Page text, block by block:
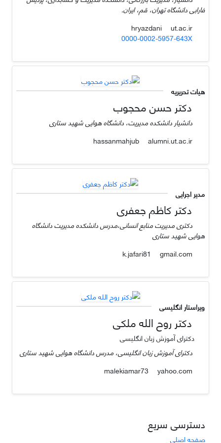
فارابی دانشگاه تهران، قم، ایران.
hryazdani
ut.ac.ir
0000-0002-5957-643X
هیات تحریریه
دکتر حسن محجوب
دانشیار دانشکده مدیریت، دانشگاه هوایی شهید ستاری
hassanmahjub
alumni.ut.ac.ir
مدیر اجرایی
دکتر کاظم جعفری
دکتری مدیریت منابع انسانی،مدرس دانشکده مدیریت دانشگاه
هوایی شهید ستاری
gmail.com
ویراستار انگلیسی
دکتر روح الله ملکی
دکترای آموزش زبان انگلیسی
دکترای آموزش زبان انگلیسی، مدرس دانشگاه هوایی شهید ستاری
yahoo.com
دسترسی سریع
صفحه اصلی